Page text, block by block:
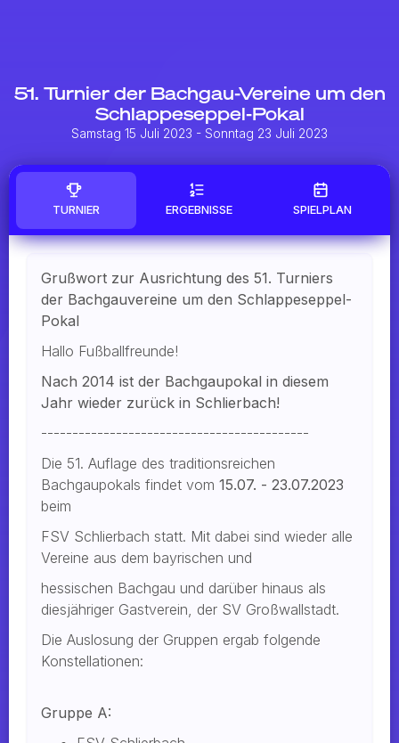
51. Turnier der Bachgau-Vereine um den
Schlappeseppel-Pokal
Samstag 15 Juli 2023 - Sonntag 23 Juli 2023
TURNIER ERGEBNISSE SPIELPLAN
Grußwort zur Ausrichtung des 51. Turniers
der Bachgauvereine um den Schlappeseppel-
Pokal
Hallo Fußballfreunde!
Nach 2014 ist der Bachgaupokal in diesem
Jahr wieder zurück in Schlierbach!
-------------------------------------------
Die 51. Auflage des traditionsreichen
Bachgaupokals findet vom 15.07. - 23.07.2023
beim
FSV Schlierbach statt. Mit dabei sind wieder alle
Vereine aus dem bayrischen und
hessischen Bachgau und darüber hinaus als
diesjähriger Gastverein, der SV Großwallstadt.
Die Auslosung der Gruppen ergab folgende
Konstellationen:
Gruppe A: